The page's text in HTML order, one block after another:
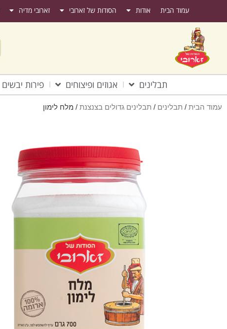
עמוד הבית אודות הסודות של זארובי זארובי מדיה
תבלינים אגוזים ופיצוחים פירות יבשים
עמוד הבית / תבלינים / תבלינים גדולים בצנצנת / מלח לימון